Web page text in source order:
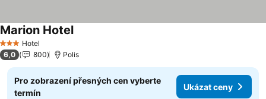
3 Počet hvězdiček
Hotel
Marion Hotel
6,0 800 Polis
Pro zobrazení přesných cen vyberte
termín
Ukázat ceny